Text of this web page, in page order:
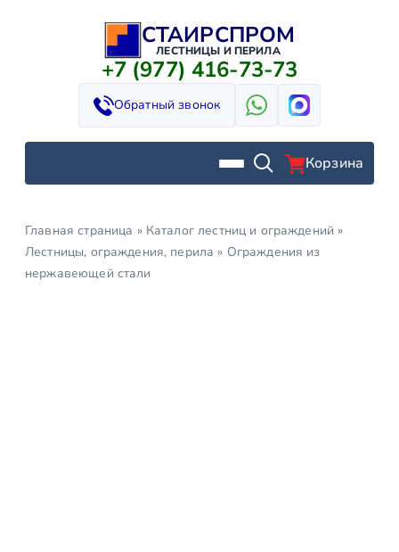
СТАИРСПРОМ
ЛЕСТНИЦЫ И ПЕРИЛА
+7 (977) 416-73-73
Обратный звонок
Корзина
Главная страница » Каталог лестниц и ограждений »
Лестницы, ограждения, перила » Ограждения из
нержавеющей стали